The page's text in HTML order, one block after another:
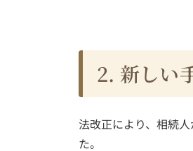
2. 新しい
法改正により、相続
た。